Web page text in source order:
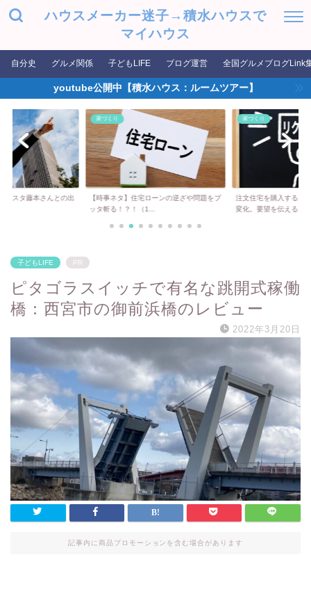
ハウスメーカー迷子→積水ハウスで
マイハウス
自分史 グルメ関係 子どもLIFE ブログ運営 全国グルメブログLink
youtube公開中【積水ハウス：ルームツアー】
ジスタ藤本さんとの出
家づくり
【時事ネタ】住宅ローンの逆ざや問題をブ
ッタ斬る！？！（1...
家づくり
注文住宅を購入する上
変化。要望を伝える...
子どもLIFE PR
ピタゴラスイッチで有名な跳開式稼働
橋：西宮市の御前浜橋のレビュー
2022年3月20日
記事内に商品プロモーションを含む場合があります